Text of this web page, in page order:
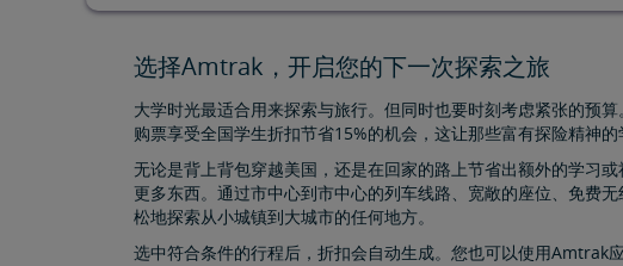
选择Amtrak，开启您的下一次探索之旅
大学时光最适合用来探索与旅行。但同时也要时刻考虑紧张的预
购票享受全国学生折扣节省15%的机会，这让那些富有探险精神
无论是背上背包穿越美国，还是在回家的路上节省出额外的学习
更多东西。通过市中心到市中心的列车线路、宽敞的座位、免费
松地探索从小城镇到大城市的任何地方。
选中符合条件的行程后，折扣会自动生成。您也可以使用Amtrak